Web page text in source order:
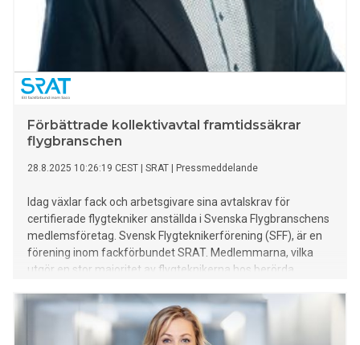
Förbättrade kollektivavtal framtidssäkrar
flygbranschen
28.8.2025 10:26:19 CEST SRAT Pressmeddelande
Idag växlar fack och arbetsgivare sina avtalskrav för
certifierade flygtekniker anställda i Svenska Flygbranschens
medlemsföretag. Svensk Flygteknikerförening (SFF), är en
förening inom fackförbundet SRAT. Medlemmarna, vilka
utgör en stor majoritet av flygteknikerna hos berörda
möter flygteknikernas behov.